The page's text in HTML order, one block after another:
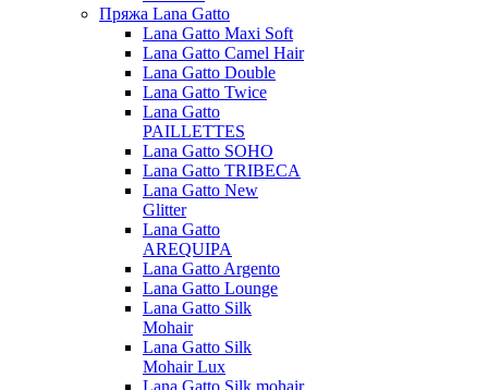
Пряжа Lana Gatto
Lana Gatto Maxi Soft
Lana Gatto Camel Hair
Lana Gatto Double
Lana Gatto Twice
Lana Gatto
PAILLETTES
Lana Gatto SOHO
Lana Gatto TRIBECA
Lana Gatto New
Glitter
Lana Gatto
AREQUIPA
Lana Gatto Argento
Lana Gatto Lounge
Lana Gatto Silk
Mohair
Lana Gatto Silk
Mohair Lux
Lana Gatto Silk mohair